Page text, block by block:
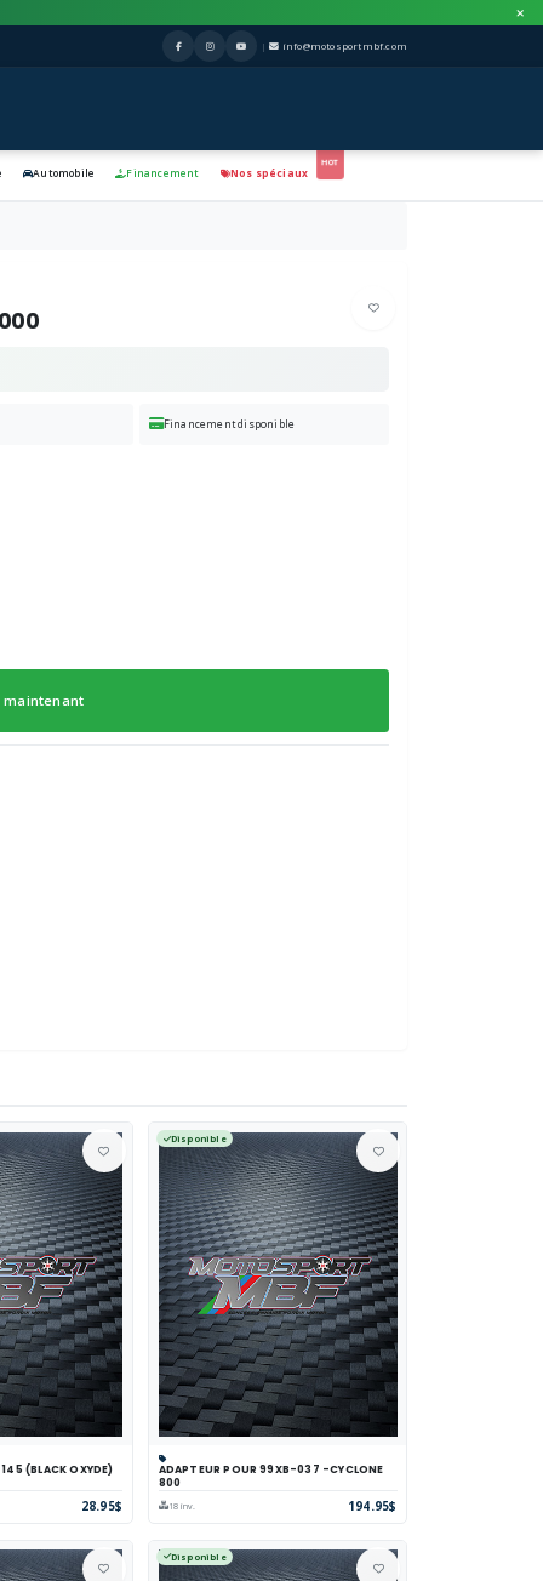
| info@motosportmbf.com
Automobile Financement Nos spéciaux
Financement disponible
maintenant
Voir
(BLACK OXYDE)
28.95$
Disponible
Panier Comparer Voir
ADAPTEUR POUR 99XB-037 -CYCLONE
800
18 inv. 194.95$
Disponible